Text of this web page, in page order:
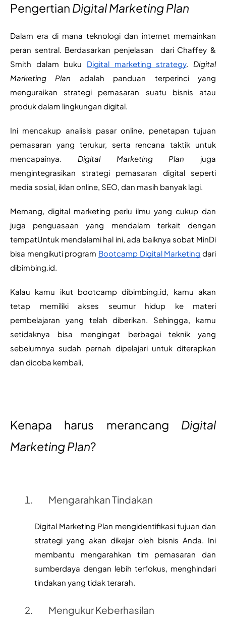
Pengertian Digital Marketing Plan
Dalam era di mana teknologi dan internet memainkan
peran sentral. Berdasarkan penjelasan  dari Chaffey &
Smith dalam buku Digital marketing strategy. Digital
Marketing Plan adalah panduan terperinci yang
menguraikan strategi pemasaran suatu bisnis atau
produk dalam lingkungan digital.
Ini mencakup analisis pasar online, penetapan tujuan
pemasaran yang terukur, serta rencana taktik untuk
mencapainya. Digital Marketing Plan juga
mengintegrasikan strategi pemasaran digital seperti
media sosial, iklan online, SEO, dan masih banyak lagi.
Memang, digital marketing perlu ilmu yang cukup dan
juga penguasaan yang mendalam terkait dengan
tempatUntuk mendalami hal ini, ada baiknya sobat MinDi
bisa mengikuti program Bootcamp Digital Marketing dari
dibimbing.id.
Kalau kamu ikut bootcamp dibimbing.id, kamu akan
tetap memiliki akses seumur hidup ke materi
pembelajaran yang telah diberikan. Sehingga, kamu
setidaknya bisa mengingat berbagai teknik yang
sebelumnya sudah pernah dipelajari untuk diterapkan
dan dicoba kembali,
Kenapa harus merancang Digital
Marketing Plan?
Mengarahkan Tindakan
Digital Marketing Plan mengidentifikasi tujuan dan
strategi yang akan dikejar oleh bisnis Anda. Ini
membantu mengarahkan tim pemasaran dan
sumberdaya dengan lebih terfokus, menghindari
tindakan yang tidak terarah.
Mengukur Keberhasilan